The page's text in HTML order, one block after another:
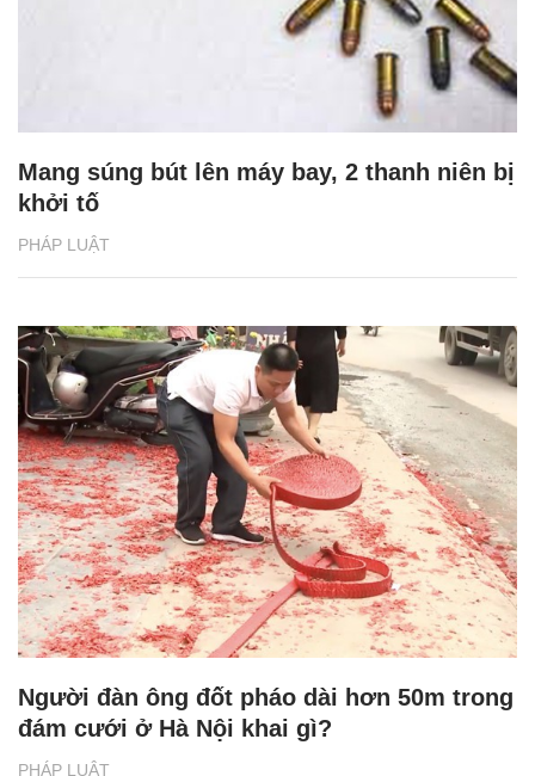
PHÁP LUẬT
Mang súng bút lên máy bay, 2 thanh niên bị
khởi tố
PHÁP LUẬT
Người đàn ông đốt pháo dài hơn 50m trong
đám cưới ở Hà Nội khai gì?